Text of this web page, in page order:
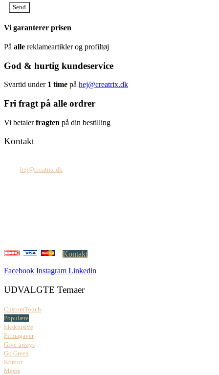
Send
Vi garanterer prisen
På alle reklameartikler og profiltøj
God & hurtig kundeservice
Svartid under 1 time på hej@creatrix.dk
Fri fragt på alle ordrer
Vi betalerfragten på din bestilling
Kontakt
hej@creatrix.dk
Kontakt
Facebook Instagram Linkedin
UDVALGTE Temaer
CustomTouch
Populære
Eksklusive
Firmagaver
Give-aways
Go Green
Kontor
Messe